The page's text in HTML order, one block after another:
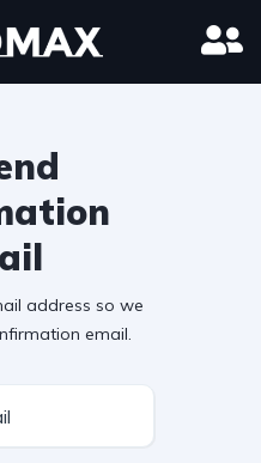
address so we
email.